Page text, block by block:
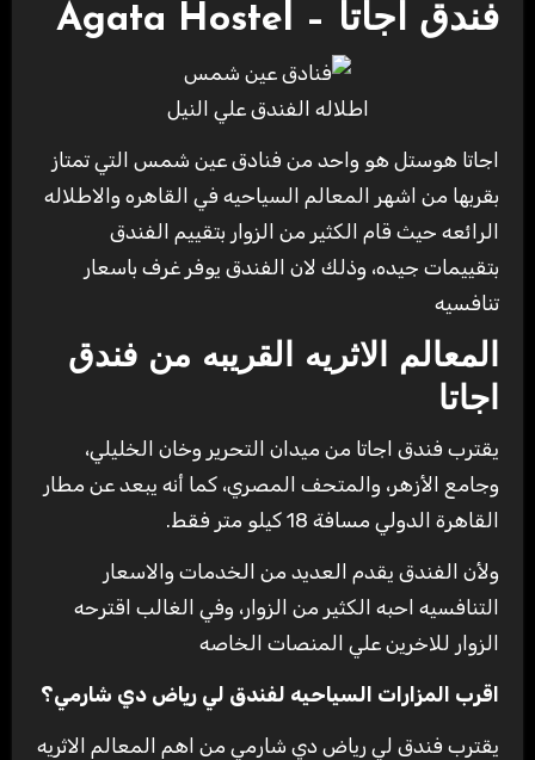
فندق اجاتا – Agata Hostel
اطلاله الفندق علي النيل
اجاتا هوستل هو واحد من فنادق عين شمس التي تمتاز
بقربها من اشهر المعالم السياحيه في القاهره والاطلاله
الرائعه حيث قام الكثير من الزوار بتقييم الفندق
بتقييمات جيده، وذلك لان الفندق يوفر غرف باسعار
تنافسيه
المعالم الاثريه القريبه من فندق
اجاتا
يقترب فندق اجاتا من ميدان التحرير وخان الخليلي،
وجامع الأزهر، والمتحف المصري، كما أنه يبعد عن مطار
القاهرة الدولي مسافة 18 كيلو متر فقط.
ولأن الفندق يقدم العديد من الخدمات والاسعار
التنافسيه احبه الكثير من الزوار، وفي الغالب اقترحه
الزوار للاخرين علي المنصات الخاصه
اقرب المزارات السياحيه لفندق لي رياض دي شارمي؟
يقترب فندق لي رياض دي شارمي من اهم المعالم الاثريه